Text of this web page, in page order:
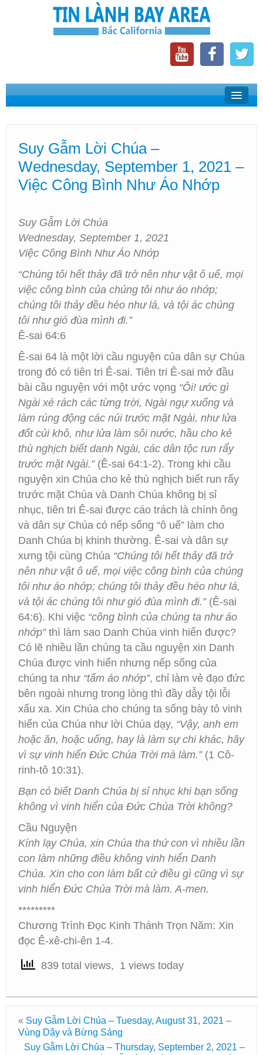
Home
Phát Thanh Tin Lành Bay Area
Các Hội Thánh Bắc California
Suy Gẫm Lời Chúa –
Wednesday, September 1, 2021 –
Việc Công Bình Như Áo Nhớp
Suy Gẫm Lời Chúa
Wednesday, September 1, 2021
Việc Công Bình Như Áo Nhớp
“Chúng tôi hết thảy đã trở nên như vật ô uế, mọi
việc công bình của chúng tôi như áo nhớp;
chúng tôi thảy đều héo như lá, và tội ác chúng
tôi như gió đùa mình đi.”
Ê-sai 64:6
Ê-sai 64 là một lời cầu nguyện của dân sự Chúa
trong đó có tiên tri Ê-sai. Tiên tri Ê-sai mở đầu
bài cầu nguyện với một ước vọng “Ôi! ước gì
Ngài xé rách các từng trời, Ngài ngự xuống và
làm rúng động các núi trước mặt Ngài, như lửa
đốt củi khô, như lửa làm sôi nước, hầu cho kẻ
thù nghịch biết danh Ngài, các dân tộc run rẩy
trước mặt Ngài.”(Ê-sai 64:1-2). Trong khi cầu
nguyện xin Chúa cho kẻ thù nghịch biết run rẩy
trước mặt Chúa và Danh Chúa không bị sỉ
nhục, tiên tri Ê-sai được cáo trách là chính ông
và dân sự Chúa có nếp sống “ô uế” làm cho
Danh Chúa bị khinh thường. Ê-sai và dân sự
xưng tội cùng Chúa “Chúng tôi hết thảy đã trở
nên như vật ô uế, mọi việc công bình của chúng
tôi như áo nhớp; chúng tôi thảy đều héo như lá,
và tội ác chúng tôi như gió đùa mình đi.”(Ê-sai
64:6). Khi việc “công bình của chúng ta như áo
nhớp”thì làm sao Danh Chúa vinh hiển được?
Có lẽ nhiều lần chúng ta cầu nguyện xin Danh
Chúa được vinh hiển nhưng nếp sống của
chúng ta như “tấm áo nhớp”, chỉ làm vẻ đạo đức
bên ngoài nhưng trong lòng thì đầy dẫy tội lỗi
xấu xa. Xin Chúa cho chúng ta sống bày tỏ vinh
hiển của Chúa như lời Chúa dạy, “Vậy, anh em
hoặc ăn, hoặc uống, hay là làm sự chi khác, hãy
vì sự vinh hiển Đức Chúa Trời mà làm.”(1 Cô-
rinh-tô 10:31).
Bạn có biết Danh Chúa bị sỉ nhục khi bạn sống
không vì vinh hiển của Đức Chúa Trời không?
Cầu Nguyện
Kính lạy Chúa, xin Chúa tha thứ con vì nhiều lần
con làm những điều không vinh hiển Danh
Chúa. Xin cho con làm bất cứ điều gì cũng vì sự
vinh hiển Đức Chúa Trời mà làm. A-men.
*********
Chương Trình Đọc Kinh Thánh Trọn Năm: Xin
đọc Ê-xê-chi-ên 1-4.
839 total views, 1 views today
« Suy Gẫm Lời Chúa – Tuesday, August 31, 2021 –
Vùng Dậy và Bừng Sáng
Suy Gẫm Lời Chúa – Thursday, September 2, 2021 –